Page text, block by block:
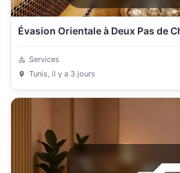
Services
Tunis, il y a 3 jours